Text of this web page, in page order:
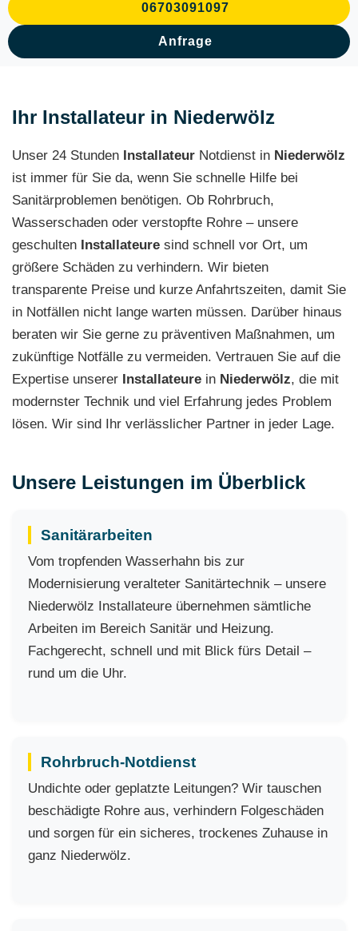
06703091097
Anfrage
Ihr Installateur in Niederwölz
Unser 24 Stunden Installateur Notdienst in Niederwölz
ist immer für Sie da, wenn Sie schnelle Hilfe bei
Sanitärproblemen benötigen. Ob Rohrbruch,
Wasserschaden oder verstopfte Rohre – unsere
geschulten Installateure sind schnell vor Ort, um
größere Schäden zu verhindern. Wir bieten
transparente Preise und kurze Anfahrtszeiten, damit Sie
in Notfällen nicht lange warten müssen. Darüber hinaus
beraten wir Sie gerne zu präventiven Maßnahmen, um
zukünftige Notfälle zu vermeiden. Vertrauen Sie auf die
Expertise unserer Installateure in Niederwölz, die mit
modernster Technik und viel Erfahrung jedes Problem
lösen. Wir sind Ihr verlässlicher Partner in jeder Lage.
Unsere Leistungen im Überblick
Sanitärarbeiten
Vom tropfenden Wasserhahn bis zur
Modernisierung veralteter Sanitärtechnik – unsere
Niederwölz Installateure übernehmen sämtliche
Arbeiten im Bereich Sanitär und Heizung.
Fachgerecht, schnell und mit Blick fürs Detail –
rund um die Uhr.
Rohrbruch-Notdienst
Undichte oder geplatzte Leitungen? Wir tauschen
beschädigte Rohre aus, verhindern Folgeschäden
und sorgen für ein sicheres, trockenes Zuhause in
ganz Niederwölz.